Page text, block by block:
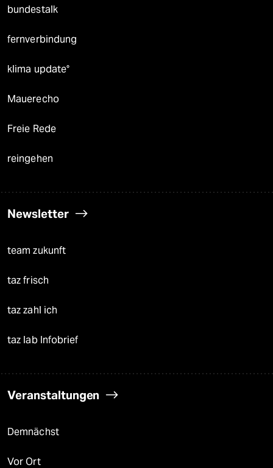
bundestalk
fernverbindung
klima update°
Mauerecho
Freie Rede
reingehen
Newsletter
team zukunft
taz frisch
taz zahl ich
taz lab Infobrief
Veranstaltungen
Demnächst
Vor Ort